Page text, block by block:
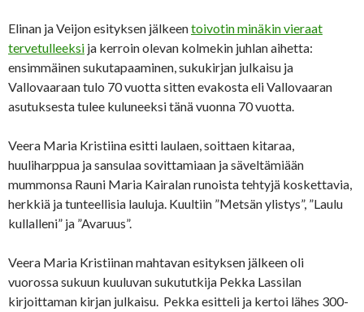
Elinan ja Veijon esityksen jälkeentoivotin minäkin vieraat
tervetulleeksi ja kerroin olevan kolmekin juhlan aihetta:
ensimmäinen sukutapaaminen, sukukirjan julkaisu ja
Vallovaaraan tulo 70 vuotta sitten evakosta eli Vallovaaran
asutuksesta tulee kuluneeksi tänä vuonna 70 vuotta.
Veera Maria Kristiina esitti laulaen, soittaen kitaraa,
huuliharppua ja sansulaa sovittamiaan ja säveltämiään
mummonsa Rauni Maria Kairalan runoista tehtyjä koskettavia,
herkkiä ja tunteellisia lauluja. Kuultiin ”Metsän ylistys”, ”Laulu
kullalleni” ja ”Avaruus”.
Veera Maria Kristiinan mahtavan esityksen jälkeen oli
vuorossa sukuun kuuluvan sukututkija Pekka Lassilan
kirjoittaman kirjan julkaisu. Pekka esitteli ja kertoi lähes 300-